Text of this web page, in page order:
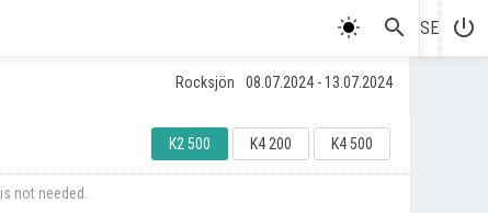
search SE power_settings_new
Rocksjön 08.07.2024 - 13.07.2024
K2 500 K4 200 K4 500
not needed.